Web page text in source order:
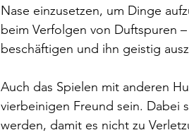
Nase einzusetzen, um Dinge
beim Verfolgen von Duftspuren
beschäftigen und ihn geistig
Auch das Spielen mit anderen
vierbeinigen Freund sein. Dabei
werden, damit es nicht zu